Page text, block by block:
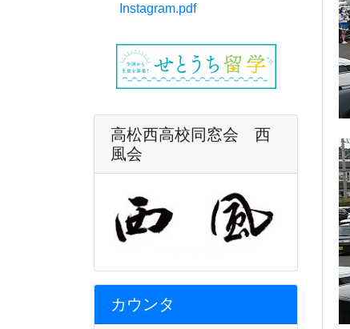
Instagram.pdf
高松西高校同窓会 西
風会
カウンタ